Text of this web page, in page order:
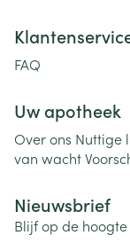
FAQ
Uw apotheek
Over ons Nuttige
van wacht
Nieuwsbrief
Blijf op de